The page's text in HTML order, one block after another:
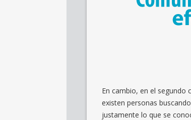
En cambio, en el segundo
existen personas
justamente lo que se